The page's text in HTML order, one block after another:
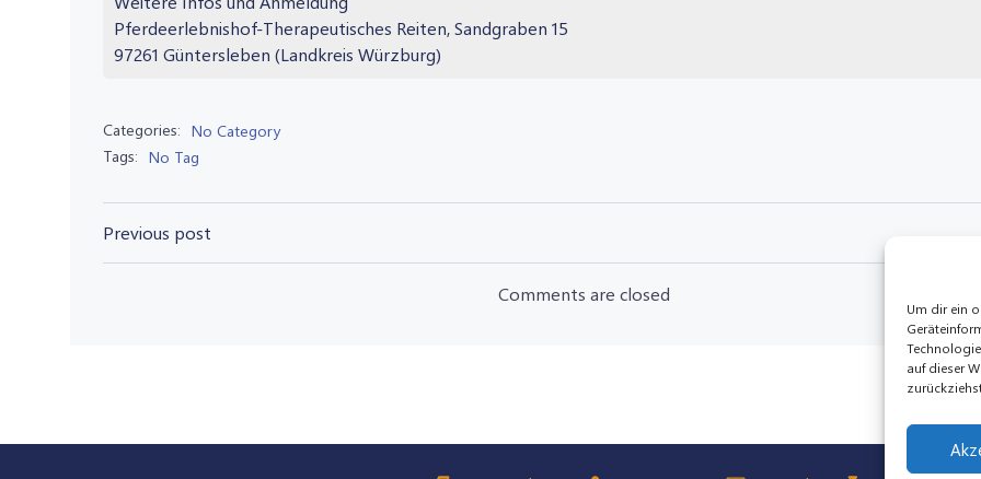
Um dir ein
auf dieser
Pferdeerlebnishof-Therapeutisches Reiten, Sandgraben 15
97261 Güntersleben (Landkreis Würzburg)
Categories: No Category
Tags: No Tag
Post
Previous post
navigation
Comments are closed